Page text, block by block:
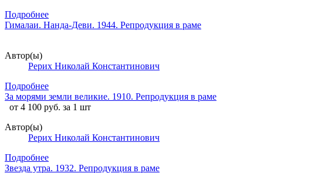
Подробнее
Гималаи. Нанда-Деви. 1944. Репродукция в раме
Автор(ы)
Рерих Николай Константинович
Подробнее
За морями земли великие. 1910. Репродукция в раме
от 4 100 руб. за 1 шт
Автор(ы)
Рерих Николай Константинович
Подробнее
Звезда утра. 1932. Репродукция в раме